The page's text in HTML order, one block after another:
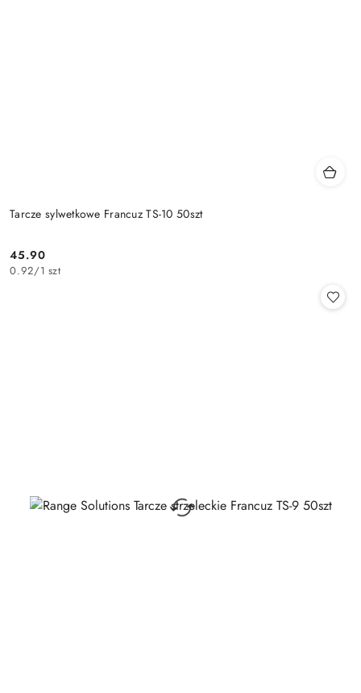
Tarcze sylwetkowe Francuz TS-10 50szt
Cena:
45.90
0.92/1 szt